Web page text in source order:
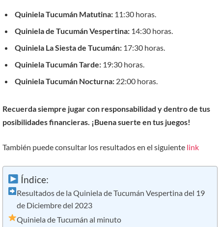
Quiniela Tucumán Matutina: 11:30 horas.
Quiniela de Tucumán Vespertina: 14:30 horas.
Quiniela La Siesta de Tucumán: 17:30 horas.
Quiniela Tucumán Tarde: 19:30 horas.
Quiniela Tucumán Nocturna: 22:00 horas.
Recuerda siempre jugar con responsabilidad y dentro de tus
posibilidades financieras. ¡Buena suerte en tus juegos!
También puede consultar los resultados en el siguiente link
Índice:
Resultados de la Quiniela de Tucumán Vespertina del 19
de Diciembre del 2023
Quiniela de Tucumán al minuto